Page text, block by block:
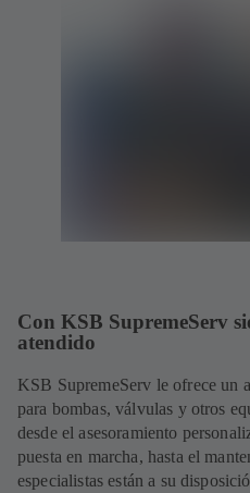
Con KSB SupremeServ
atendido
KSB SupremeServ le ofrece un
para bombas, válvulas y otros
desde el asesoramiento
puesta en marcha, hasta el
especialistas están a su